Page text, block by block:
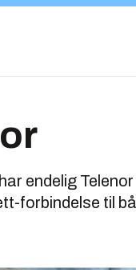
endelig
forbindelse til